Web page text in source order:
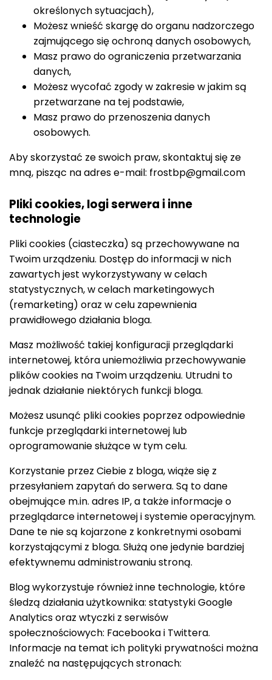
określonych sytuacjach),
Możesz wnieść skargę do organu nadzorczego
zajmującego się ochroną danych osobowych,
Masz prawo do ograniczenia przetwarzania
danych,
Możesz wycofać zgody w zakresie w jakim są
przetwarzane na tej podstawie,
Masz prawo do przenoszenia danych
osobowych.
Aby skorzystać ze swoich praw, skontaktuj się ze
mną, pisząc na adres e-mail: frostbp@gmail.com
Pliki cookies, logi serwera i inne
technologie
Pliki cookies (ciasteczka) są przechowywane na
Twoim urządzeniu. Dostęp do informacji w nich
zawartych jest wykorzystywany w celach
statystycznych, w celach marketingowych
(remarketing) oraz w celu zapewnienia
prawidłowego działania bloga.
Masz możliwość takiej konfiguracji przeglądarki
internetowej, która uniemożliwia przechowywanie
plików cookies na Twoim urządzeniu. Utrudni to
jednak działanie niektórych funkcji bloga.
Możesz usunąć pliki cookies poprzez odpowiednie
funkcje przeglądarki internetowej lub
oprogramowanie służące w tym celu.
Korzystanie przez Ciebie z bloga, wiąże się z
przesyłaniem zapytań do serwera. Są to dane
obejmujące m.in. adres IP, a także informacje o
przeglądarce internetowej i systemie operacyjnym.
Dane te nie są kojarzone z konkretnymi osobami
korzystającymi z bloga. Służą one jedynie bardziej
efektywnemu administrowaniu stroną.
Blog wykorzystuje również inne technologie, które
śledzą działania użytkownika: statystyki Google
Analytics oraz wtyczki z serwisów
społecznościowych: Facebooka i Twittera.
Informacje na temat ich polityki prywatności można
znaleźć na następujących stronach: